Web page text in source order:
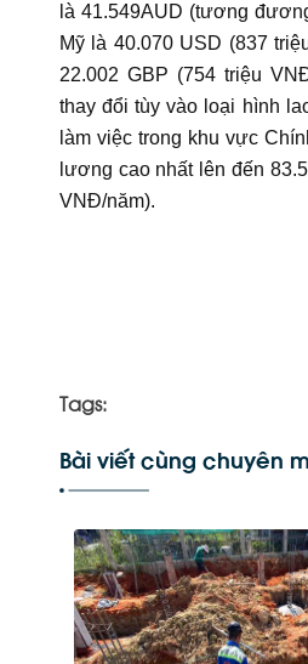
là 41.549AUD (tương
Mỹ là 40.070 USD (837
22.002 GBP (754 triệu
thay đổi tùy vào loại hình
làm việc trong khu vực
lương cao nhất lên đến
VNĐ/năm).
Tags:
Bài viết cùng chuyên